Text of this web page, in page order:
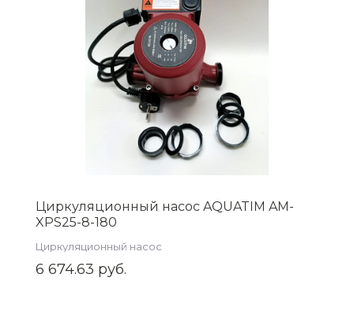
Циркуляционный насос AQUATIM AM-
XPS25-8-180
Циркуляционный насос
6 674.63 руб.